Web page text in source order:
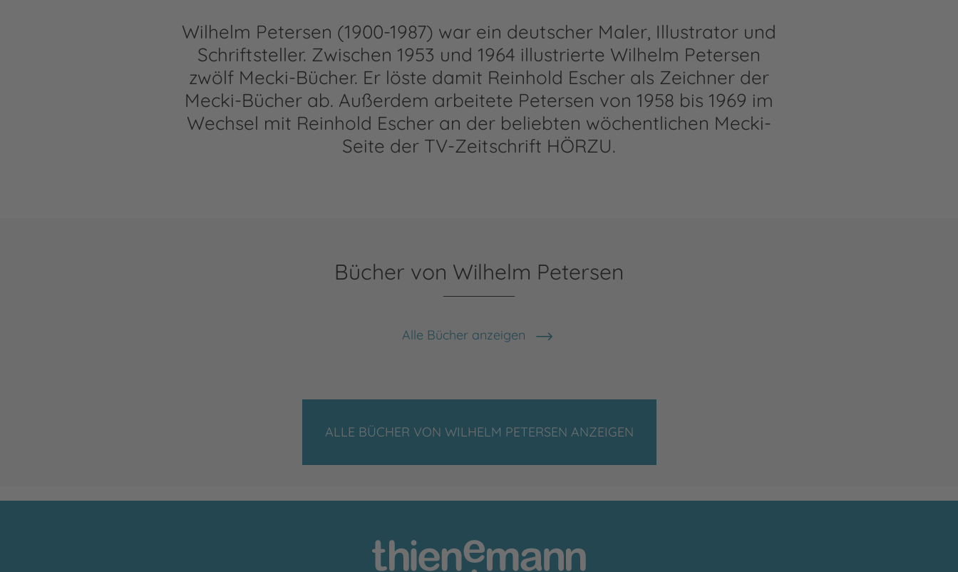
Wilhelm Petersen (1900-1987) war ein deutscher Maler, Illustrator und
Schriftsteller. Zwischen 1953 und 1964 illustrierte Wilhelm Petersen
zwölf Mecki-Bücher. Er löste damit Reinhold Escher als Zeichner der
Mecki-Bücher ab. Außerdem arbeitete Petersen von 1958 bis 1969 im
Wechsel mit Reinhold Escher an der beliebten wöchentlichen Mecki-
Seite der TV-Zeitschrift HÖRZU.
Bücher von Wilhelm Petersen
Alle Bücher anzeigen
ALLE BÜCHER VON WILHELM PETERSEN ANZEIGEN